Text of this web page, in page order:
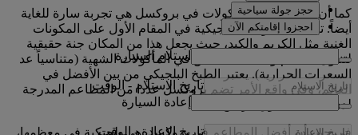
كما أن تجربة تناول المأكولات في بروكسل هي تجربة سارة للغاية
أيضاً. تعتمد المأكولات البلجيكية في المقام الأول على المكونات
الغنية مثل الكريم والكبد، حيث يجعل هذا من المكان جنة حقيقية
لتناول الطعام ومكاناً للانغماس في المأكولات الشهية (متناسياً عد
السعرات الحرارية). يعتبر الطبخ البلجيكي من بين الأفضل في
العالم، وفي واقع الأمر تضم بروكسل عددا من المطاعم المدرجة
لدى ميشلان يفوق باريس.
في حين أن أفضل المطاعم في بروكسل هي بلجيكية في معظمها،
حجز جولة سياحية
احجزوا إقامتكم الآن
استلام السيارة
تاريخ الاستلام - الوقت
إعادة السيارة
تاريخ الإعادة - الوقت